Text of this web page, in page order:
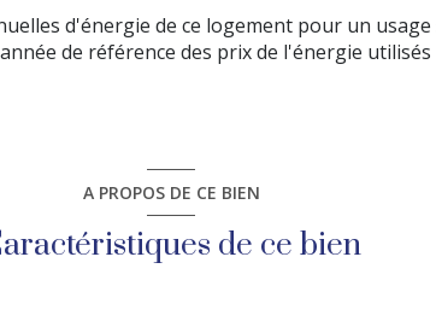
détails, cet appartement d’exception
d'énergie de ce logement pour un
de référence des prix de l'énergie
A PROPOS DE CE BIEN
de ce bien